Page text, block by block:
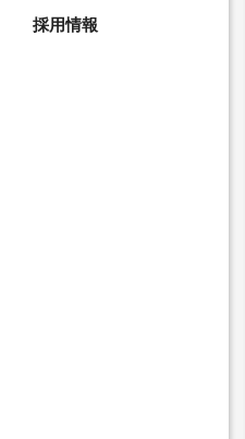
採用情報